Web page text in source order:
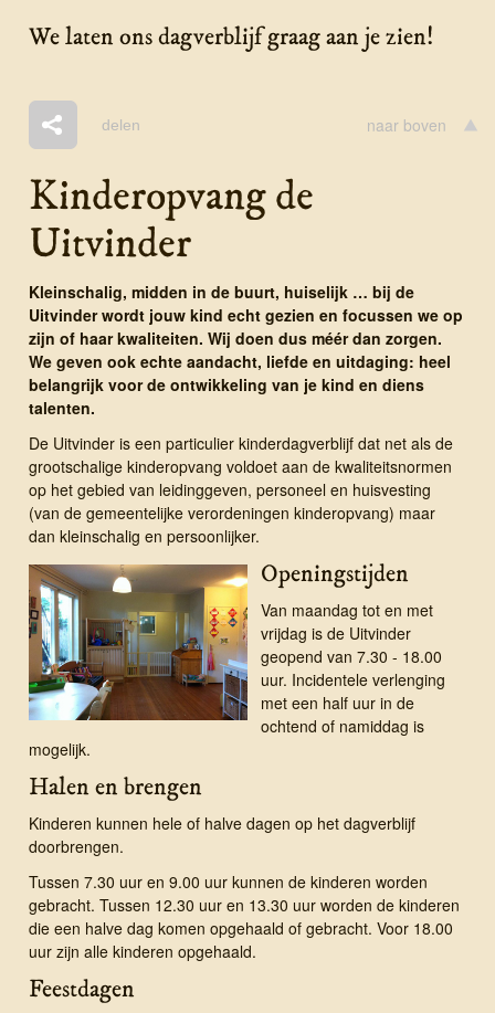
We laten ons dagverblijf graag aan je zien!
delen naar boven
Kinder­opvang de
Uitvinder
Kleinschalig, midden in de buurt, huiselijk … bij de
Uitvinder wordt jouw kind echt gezien en focussen we op
zijn of haar kwaliteiten. Wij doen dus méér dan zorgen.
We geven ook echte aandacht, liefde en uitdaging: heel
belangrijk voor de ontwikkeling van je kind en diens
talenten.
De Uitvinder is een particulier kinder­dag­ver­blijf dat net als de
groot­schalige kinder­opvang voldoet aan de kwaliteitsnormen
op het gebied van leidinggeven, personeel en huisvesting
(van de gemeentelijke verordeningen kinderopvang) maar
dan kleinschalig en persoonlijker.
Openingstijden
Van maandag tot en met
vrijdag is de Uitvinder
geopend van 7.30 - 18.00
uur. Incidentele verlenging
met een half uur in de
ochtend of namiddag is
mogelijk.
Halen en brengen
Kinderen kunnen hele of halve dagen op het dagverblijf
doorbrengen.
Tussen 7.30 uur en 9.00 uur kunnen de kinderen worden
gebracht. Tussen 12.30 uur en 13.30 uur worden de kinderen
die een halve dag komen opgehaald of gebracht. Voor 18.00
uur zijn alle kinderen opgehaald.
Feestdagen